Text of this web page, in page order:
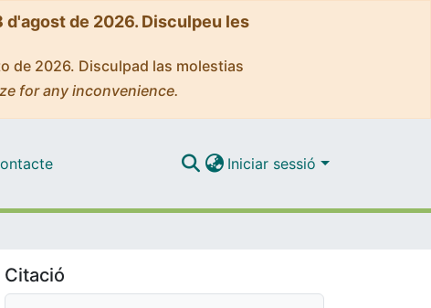
de 2026. Disculpeu les
de 2026. Disculpad las molestias
for any inconvenience.
Iniciar sessió
Citació